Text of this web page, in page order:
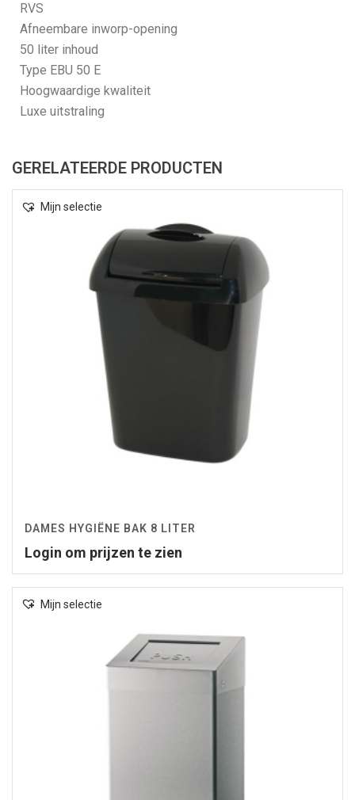
RVS
Afneembare inworp-opening
50 liter inhoud
Type EBU 50 E
Hoogwaardige kwaliteit
Luxe uitstraling
GERELATEERDE PRODUCTEN
Mijn selectie
DAMES HYGIËNE BAK 8 LITER
Login om prijzen te zien
Mijn selectie